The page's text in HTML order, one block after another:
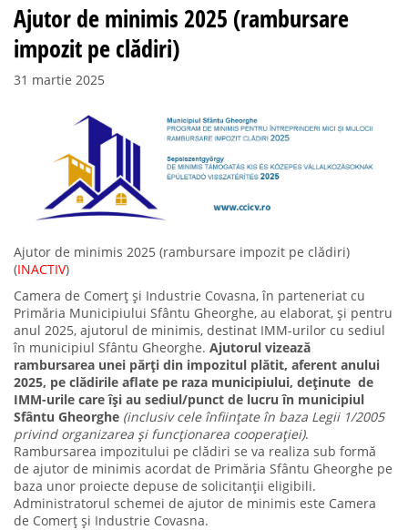
Ajutor de minimis 2025 (rambursare
impozit pe clădiri)
31 martie 2025
Ajutor de minimis 2025 (rambursare impozit pe clădiri)
(INACTIV)
Camera de Comerț și Industrie Covasna, în parteneriat cu
Primăria Municipiului Sfântu Gheorghe, au elaborat, și pentru
anul 2025, ajutorul de minimis, destinat IMM-urilor cu sediul
în municipiul Sfântu Gheorghe. Ajutorul vizează
rambursarea unei părți din impozitul plătit, aferent anului
2025, pe clădirile aflate pe raza municipiului, deținute de
IMM-urile care își au sediul/punct de lucru în municipiul
Sfântu Gheorghe (inclusiv cele înființate în baza Legii 1/2005
privind organizarea și funcționarea cooperației).
Rambursarea impozitului pe clădiri se va realiza sub formă
de ajutor de minimis acordat de Primăria Sfântu Gheorghe pe
baza unor proiecte depuse de solicitanții eligibili.
Administratorul schemei de ajutor de minimis este Camera
de Comerț și Industrie Covasna.